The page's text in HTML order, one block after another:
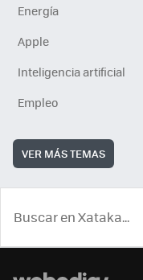
Energía
Apple
Inteligencia artificial
Empleo
VER MÁS TEMAS